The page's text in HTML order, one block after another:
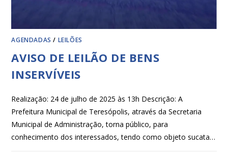
AGENDADAS / LEILÕES
AVISO DE LEILÃO DE BENS
INSERVÍVEIS
Realização: 24 de julho de 2025 às 13h Descrição: A
Prefeitura Municipal de Teresópolis, através da Secretaria
Municipal de Administração, torna público, para
conhecimento dos interessados, tendo como objeto sucata…